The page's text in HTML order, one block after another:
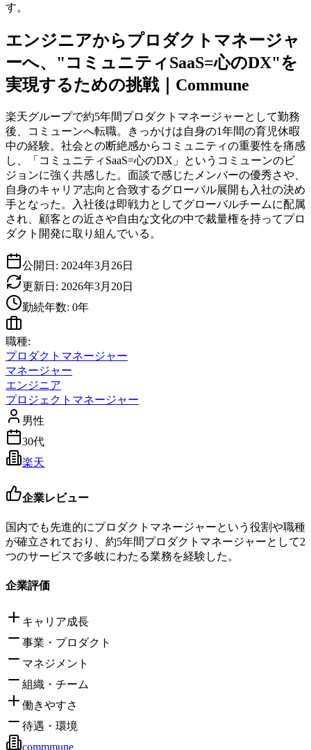
す。
エンジニアからプロダクトマネージャ
ーへ、"コミュニティSaaS=心のDX"を
実現するための挑戦｜Commune
楽天グループで約5年間プロダクトマネージャーとして勤務
後、コミューンへ転職。きっかけは自身の1年間の育児休暇
中の経験。社会との断絶感からコミュニティの重要性を痛感
し、「コミュニティSaaS=心のDX」というコミューンのビ
ジョンに強く共感した。面談で感じたメンバーの優秀さや、
自身のキャリア志向と合致するグローバル展開も入社の決め
手となった。入社後は即戦力としてグローバルチームに配属
され、顧客との近さや自由な文化の中で裁量権を持ってプロ
ダクト開発に取り組んでいる。
公開日: 2024年3月26日
更新日: 2026年3月20日
勤続年数: 0年
職種:
プロダクトマネージャー
マネージャー
エンジニア
プロジェクトマネージャー
男性
30代
楽天
企業レビュー
国内でも先進的にプロダクトマネージャーという役割や職種
が確立されており、約5年間プロダクトマネージャーとして2
つのサービスで多岐にわたる業務を経験した。
企業評価
キャリア成長
事業・プロダクト
マネジメント
組織・チーム
働きやすさ
待遇・環境
commmune